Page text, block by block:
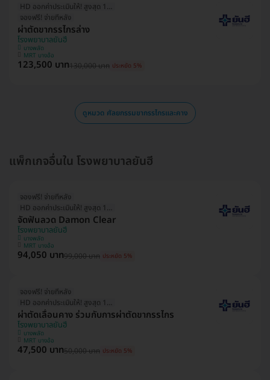
HD ออกค่าประเมินให้! สูงสุด 1500 บ.
จองฟรี! จ่ายทีหลัง
ผ่าตัดขากรรไกรล่าง
โรงพยาบาลยันฮี
บางพลัด
MRT บางอ้อ
123,500 บาท130,000 บาท ประหยัด 5%
ดูหมวด ศัลยกรรมขากรรไกรและคาง
แพ็กเกจอื่นใน โรงพยาบาลยันฮี
จองฟรี! จ่ายทีหลัง
HD ออกค่าประเมินให้! สูงสุด 1500 บ.
จัดฟันลวด Damon Clear
โรงพยาบาลยันฮี
บางพลัด
MRT บางอ้อ
94,050 บาท99,000 บาท ประหยัด 5%
จองฟรี! จ่ายทีหลัง
HD ออกค่าประเมินให้! สูงสุด 1500 บ.
ผ่าตัดเลื่อนคาง ร่วมกับการผ่าตัดขากรรไกร
โรงพยาบาลยันฮี
บางพลัด
MRT บางอ้อ
47,500 บาท50,000 บาท ประหยัด 5%